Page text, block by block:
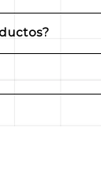
y
electrónico
pm